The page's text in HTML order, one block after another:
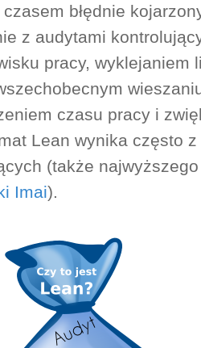
błędnie
z audytami
pracy, wyklejaniem
czasu pracy i
Lean wynika często
(także
Imai).